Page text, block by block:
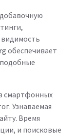
обеспечивает
смартфонных
Узнаваемая
Время
и поисковые